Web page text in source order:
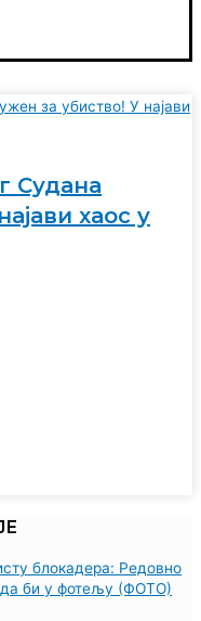
Судана
хаос у
блокадера: Редовно
би у фотељу (ФОТО)